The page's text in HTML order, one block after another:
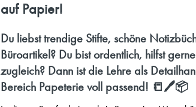
auf Papier!
Du liebst trendige Stifte, schöne
Büroartikel? Du bist ordentlich, hilfst
zugleich? Dann ist die Lehre als
Bereich Papeterie voll passend! 📒🖊️📦